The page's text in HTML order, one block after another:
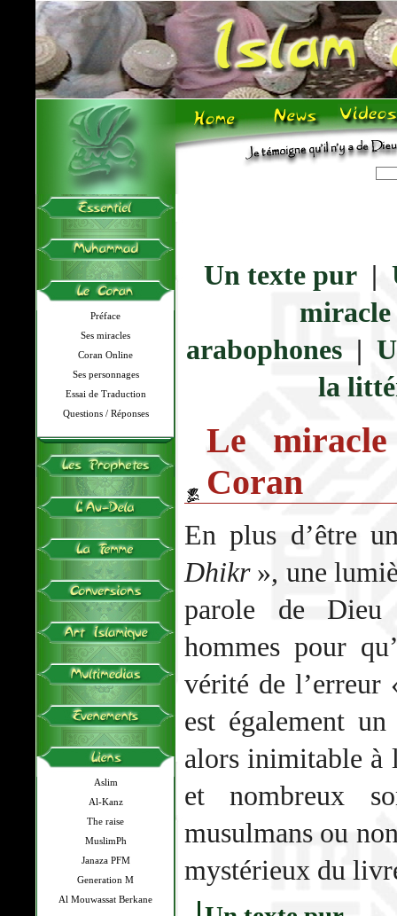
Préface
Ses miracles
Coran Online
Ses personnages
Essai de Traduction
Questions / Réponses
Aslim
Al-Kanz
The raise
MuslimPh
Janaza PFM
Generation M
Al Mouwassat Berkane
Un texte pur|
miracle
arabophones |
la
Le
Coran
En plus d’être
Dhikr», une
parole de Dieu
hommes pour
vérité de
est également
alors inimitable à
et nombreux
musulmans ou
mystérieux du